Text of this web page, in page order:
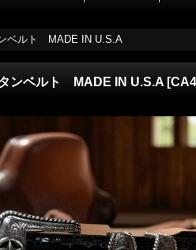
ベルト MADE IN U.S.A
ンベルト MADE IN U.S.A [